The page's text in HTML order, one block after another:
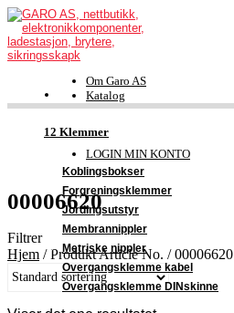
12 Klemmer
Koblingsbokser
Forgreningsklemmer
Jordingsutstyr
Membrannippler
Metriske nippler
Overgangsklemme kabel
Overgangsklemme DINskinne
Om Garo AS
Katalog
FDV-dokumentasjon
Support
LOGIN MIN KONTO
00006620
Filtrer
Hjem /Produkt Article No. /00006620